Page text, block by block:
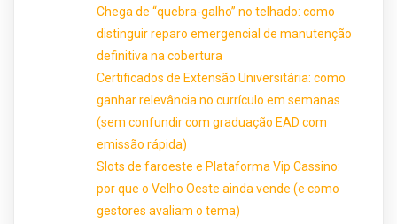
Chega de “quebra-galho” no telhado: como
distinguir reparo emergencial de manutenção
definitiva na cobertura
Certificados de Extensão Universitária: como
ganhar relevância no currículo em semanas
(sem confundir com graduação EAD com
emissão rápida)
Slots de faroeste e Plataforma Vip Cassino:
por que o Velho Oeste ainda vende (e como
gestores avaliam o tema)